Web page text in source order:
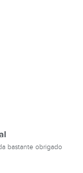
bastante obrigado